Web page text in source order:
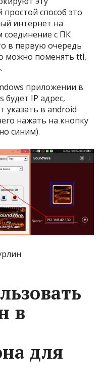
способ это
интернет на
соединение с ПК
в первую очередь
можно поменять ttl,
приложении в
будет IP адрес,
указать в android
нажать на кнопку
синим).
в
для